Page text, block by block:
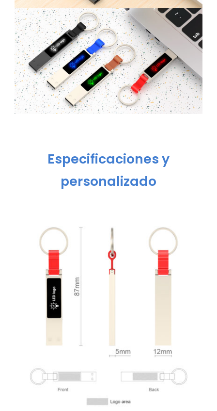
Especificaciones y
personalizado